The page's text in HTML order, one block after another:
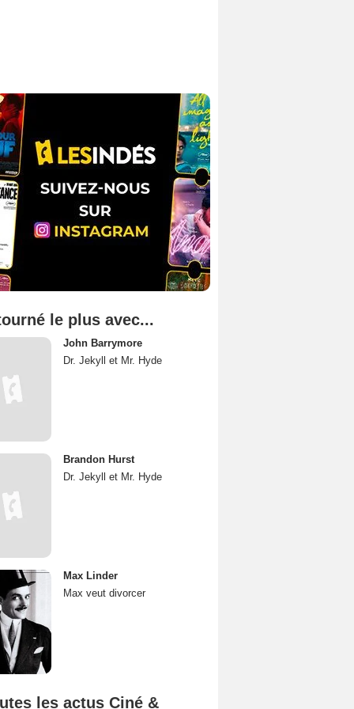
le plus avec...
John Barrymore
Dr. Jekyll et Mr. Hyde
Brandon Hurst
Dr. Jekyll et Mr. Hyde
Max Linder
Max veut divorcer
les actus Ciné &